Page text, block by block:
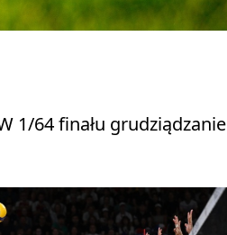
1/64 finału grudziądzanie